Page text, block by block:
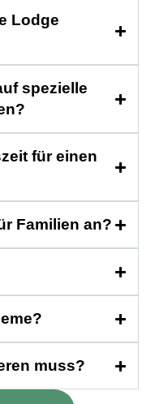
Lodge
spezielle
für einen
Familien an?
muss?